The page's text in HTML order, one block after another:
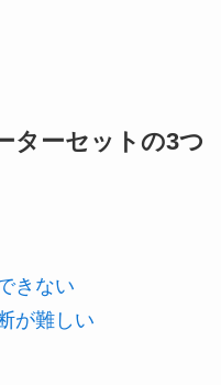
ターセットの3つ
きない
が難しい